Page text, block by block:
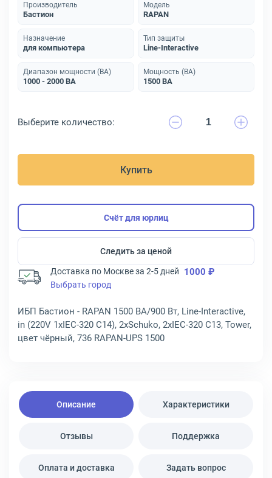
Производитель
Бастион
Модель
RAPAN
Назначение
для компьютера
Тип защиты
Line-Interactive
Диапазон мощности (ВА)
1000 - 2000 ВА
Мощность (ВА)
1500 ВА
Выберите количество:
Купить
Счёт для юрлиц
Следить за ценой
Доставка по Москве за 2-5 дней 1000 ₽
Выбрать город
ИБП Бастион - RAPAN 1500 ВА/900 Вт, Line-Interactive,
in (220V 1xIEC-320 C14), 2xSchuko, 2xIEC-320 C13, Tower,
цвет чёрный, 736 RAPAN-UPS 1500
Описание Характеристики
Отзывы Поддержка
Оплата и доставка Задать вопрос